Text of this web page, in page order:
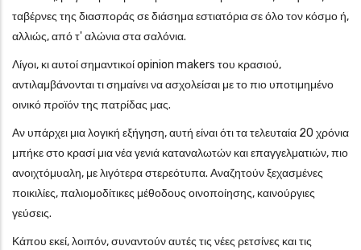
ταβέρνες της διασποράς σε διάσημα εστιατόρια σε όλο τον κόσμο ή,
αλλιώς, από τ' αλώνια στα σαλόνια.
Λίγοι, κι αυτοί σημαντικοί opinion makers του κρασιού,
αντιλαμβάνονται τι σημαίνει να ασχολείσαι με το πιο υποτιμημένο
οινικό προϊόν της πατρίδας μας.
Αν υπάρχει μια λογική εξήγηση, αυτή είναι ότι τα τελευταία 20 χρόνια
μπήκε στο κρασί μια νέα γενιά καταναλωτών και επαγγελματιών, πιο
ανοιχτόμυαλη, με λιγότερα στερεότυπα. Αναζητούν ξεχασμένες
ποικιλίες, παλιομοδίτικες μέθοδους οινοποίησης, καινούργιες
γεύσεις.
Κάπου εκεί, λοιπόν, συναντούν αυτές τις νέες ρετσίνες και τις